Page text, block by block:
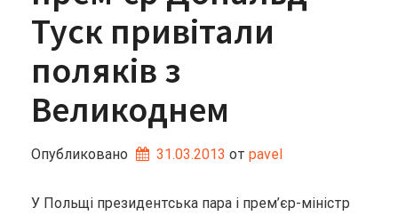
Туск привітали
поляків з
Великоднем
Опубликовано 31.03.2013 от pavel
У Польщі президентська пара і прем’єр-міністр